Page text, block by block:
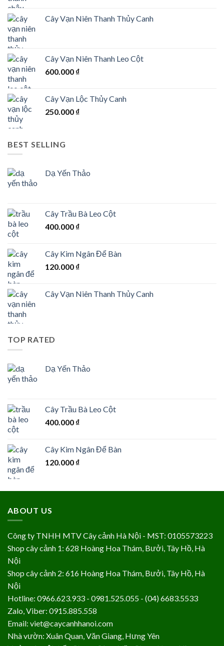
Cây Vạn Niên Thanh Thủy Canh
Cây Vạn Niên Thanh Leo Cột
600.000 ₫
Cây Vạn Lộc Thủy Canh
250.000 ₫
BEST SELLING
Dạ Yến Thảo
Cây Trầu Bà Leo Cột
400.000 ₫
Cây Kim Ngân Để Bàn
120.000 ₫
Cây Vạn Niên Thanh Thủy Canh
TOP RATED
Dạ Yến Thảo
Cây Trầu Bà Leo Cột
400.000 ₫
Cây Kim Ngân Để Bàn
120.000 ₫
ABOUT US
Công ty TNHH MTV Cây cảnh Hà Nội - MST: 0105573223
Shop cây cảnh 1: 628 Hoàng Hoa Thám, Bưởi, Tây Hồ, Hà
Nội
Shop cây cảnh 2: 616 Hoàng Hoa Thám, Bưởi, Tây Hồ, Hà
Nội
Hotline: 0966.623.933 - 0981.525.055 - (04) 6683.5533
Zalo, Viber: 0915.885.558
Email: viet@caycanhhanoi.com
Nhà vườn: Xuân Quan, Văn Giang, Hưng Yên